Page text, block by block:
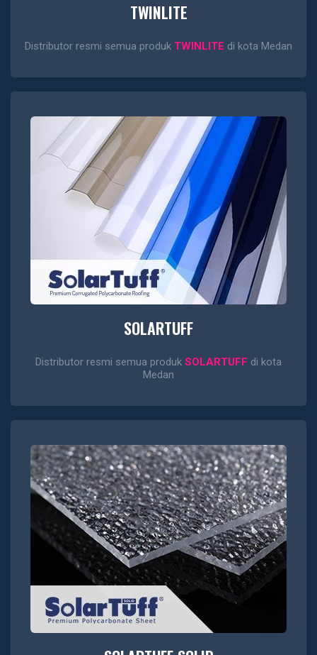
TWINLITE
Distributor resmi semua produk TWINLITE di kota Medan
SOLARTUFF
Distributor resmi semua produk SOLARTUFF di kota
Medan